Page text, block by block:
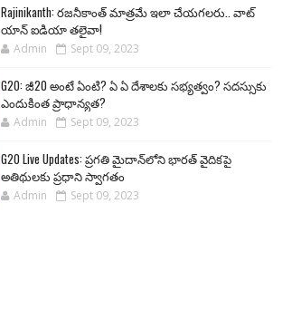
Rajinikanth: రజనీకాంత్ మాత్రమే ఇలా చేయగలరు.. వాట్
యాన్ ఐడియా తలైవా!
Admin Sept 09, 2023
G20: జీ20 అంటే ఏంటి? ఏ ఏ దేశాలకు సభ్యత్వం? సదస్సుకు
ఎందుకింత ప్రాధాన్యత?
Admin Sept 09, 2023
G20 Live Updates: ప్రగతి మైదాన్‌లోని భారత్ వైదికపై
అతిథులకు ప్రధాని స్వాగతం
Admin Sept 09, 2023